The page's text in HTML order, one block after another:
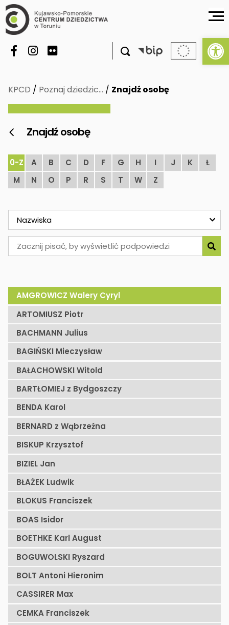

KPCD / Poznaj dziedzic… / Znajdź osobę
 Znajdź osobę
0-Z A B C D F G H I J K
Ł
M
N O P R S T W Z
Nazwiska
AMGROWICZ Walery Cyryl
ARTOMIUSZ Piotr
BACHMANN Julius
BAGIŃSKI Mieczysław
BAŁACHOWSKI Witold
BARTŁOMIEJ z Bydgoszczy
BENDA Karol
BERNARD z Wąbrzeźna
BISKUP Krzysztof
BIZIEL Jan
BŁAŻEK Ludwik
BLOKUS Franciszek
BOAS Isidor
BOETHKE Karl August
BOGUWOLSKI Ryszard
BOLT Antoni Hieronim
CASSIRER Max
CEMKA Franciszek